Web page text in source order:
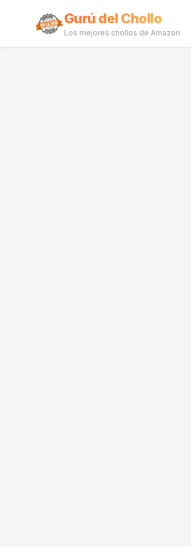
Gurú del Chollo
Los mejores chollos de Amazon